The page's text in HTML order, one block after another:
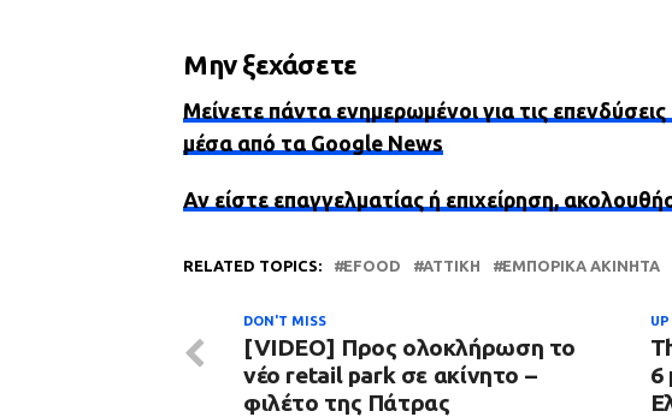
Μην ξεχάσετε
Μείνετε πάντα ενημερωμένοι για τις
μέσα από τα Google News
Αν είστε επαγγελματίας ή επιχείρηση,
RELATED TOPICS: EFOOD ΑΤΤΙΚΗ ΕΜΠΟΡΙΚΆ ΑΚΊΝΗΤΑ
6
DON'T MISS
[VIDEO] Προς ολοκλήρωση το
νέο retail park σε ακίνητο –
φιλέτο της Πάτρας